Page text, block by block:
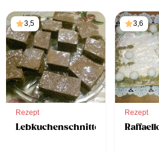
3,5
Rezept
Lebkuchenschnitten
3,6
Rezept